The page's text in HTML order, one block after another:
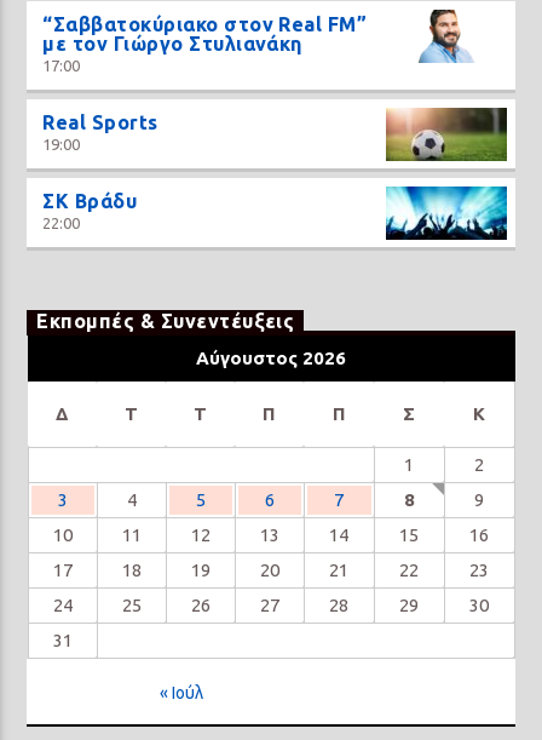
“Σαββατοκύριακο στον Real FM”
με τον Γιώργο Στυλιανάκη
17:00
Real Sports
19:00
ΣΚ Βράδυ
22:00
Εκπομπές & Συνεντέυξεις
Αύγουστος 2026
Δ Τ Τ Π Π Σ Κ
1
2
3
4 5 6 7 8
9
10
11 12 13 14 15
16
17
18 19 20 21 22
23
24
25 26 27 28 29
30
31
« Ιούλ